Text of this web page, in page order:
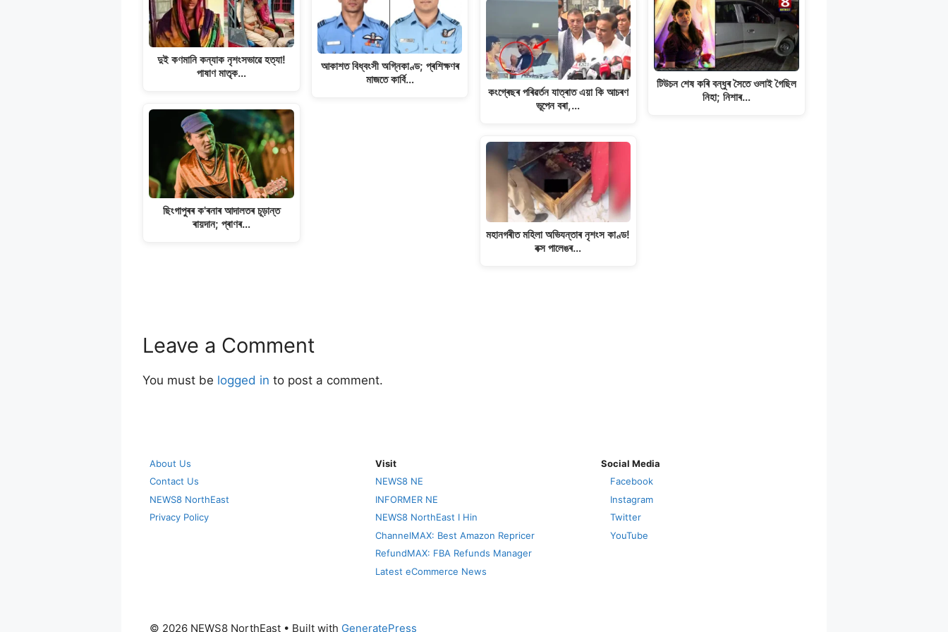
দুই কণমানি কন্যাক নৃশংসভাৱে হত্যা!
পাষাণ মাতৃক…
ছিংগাপুৰৰ ক'ৰনাৰ আদালতৰ চূড়ান্ত
ৰায়দান; প্ৰাণৰ…
আকাশত বিধ্বংসী অগ্নিকাণ্ড; প্ৰশিক্ষণৰ
মাজতে কাৰ্বি…
কংগ্ৰেছৰ পৰিৱৰ্তন যাত্ৰাত এয়া কি আচৰণ
ভূপেন বৰা,…
মহানগৰীত মহিলা অভিযন্তাৰ নৃশংস কাণ্ড!
বক্স পালেঙৰ…
টিউচন শেষ কৰি বন্ধুৰ সৈতে ওলাই গৈছিল
নিহা; নিশাৰ…
Leave a Comment
You must be logged in to post a comment.
About Us
Contact Us
NEWS8 NorthEast
Privacy Policy
Visit
NEWS8 NE
INFORMER NE
NEWS8 NorthEast I Hin
ChannelMAX: Best Amazon Repricer
RefundMAX: FBA Refunds Manager
Latest eCommerce News
Social Media
Facebook
Instagram
Twitter
YouTube
© 2026 NEWS8 NorthEast • Built with GeneratePress